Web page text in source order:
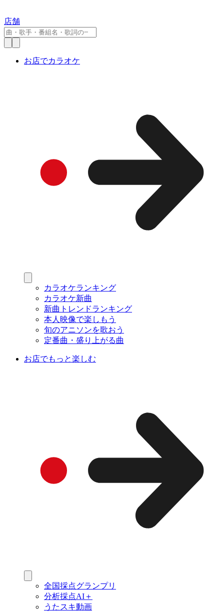
店舗
お店でカラオケ
カラオケランキング
カラオケ新曲
新曲トレンドランキング
本人映像で楽しもう
旬のアニソンを歌おう
定番曲・盛り上がる曲
お店でもっと楽しむ
全国採点グランプリ
分析採点AI＋
うたスキ動画